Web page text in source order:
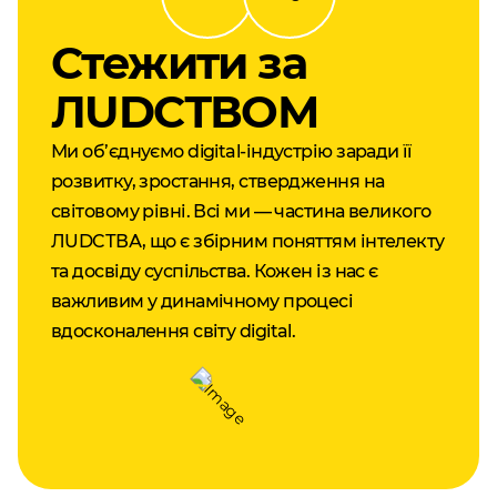
Cтежити за
ЛUDCТВОМ
Ми об’єднуємо digital-індустрію заради її
розвитку, зростання, ствердження на
світовому рівні. Всі ми — частина великого
ЛUDCТВА, що є збірним поняттям інтелекту
та досвіду суспільства. Кожен із нас є
важливим у динамічному процесі
вдосконалення світу digital.